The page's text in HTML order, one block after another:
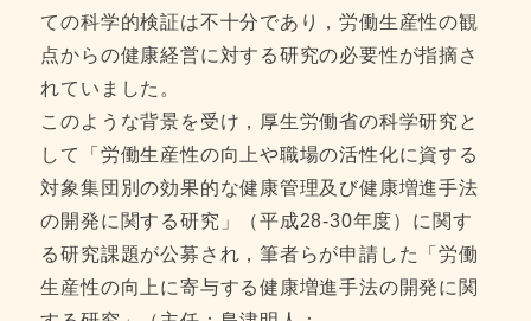
ての科学的検証は不十分であり，労働生産性の観
点からの健康経営に対する研究の必要性が指摘さ
れていました。
このような背景を受け，厚生労働省の科学研究と
して「労働生産性の向上や職場の活性化に資する
対象集団別の効果的な健康管理及び健康増進手法
の開発に関する研究」（平成28-30年度）に関す
る研究課題が公募され，筆者らが申請した「労働
生産性の向上に寄与する健康増進手法の開発に関